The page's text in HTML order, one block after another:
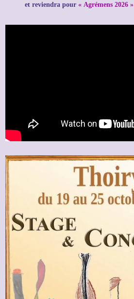
et reviendra pour« Agrémens 2026 »